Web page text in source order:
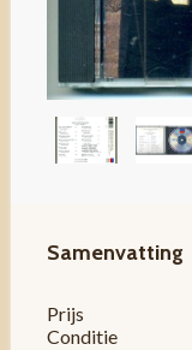
Samenvatting
Prijs
Conditie